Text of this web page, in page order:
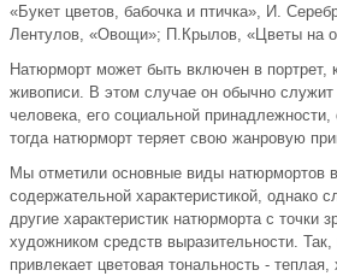
«Букет цветов, бабочка и птичка», И.
Лентулов, «Овощи»; П.Крылов, «Цветы на
Натюрморт может быть включен в портрет,
живописи. В этом случае он обычно служит
человека, его социальной
тогда натюрморт теряет свою жанровую
Мы отметили основные виды натюрмортов в
содержательной характеристикой, однако
другие характеристик натюрморта с точки
художником средств выразительности.
привлекает цветовая тональность -